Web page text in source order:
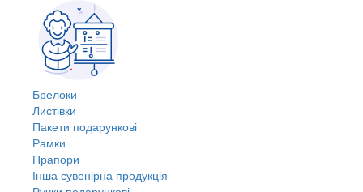
Брелоки
Листівки
Пакети подарункові
Рамки
Прапори
Інша сувенірна продукція